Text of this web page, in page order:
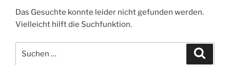
Das Gesuchte konnte leider nicht gefunden werden.
Vielleicht hilft die Suchfunktion.
nach: